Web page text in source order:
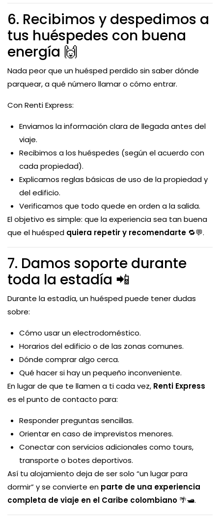
6. Recibimos y despedimos a
tus huéspedes con buena
energía 🙌
Nada peor que un huésped perdido sin saber dónde
parquear, a qué número llamar o cómo entrar.
Con Renti Express:
Enviamos la información clara de llegada antes del
viaje.
Recibimos a los huéspedes (según el acuerdo con
cada propiedad).
Explicamos reglas básicas de uso de la propiedad y
del edificio.
Verificamos que todo quede en orden a la salida.
El objetivo es simple: que la experiencia sea tan buena
que el huésped quiera repetir y recomendarte 🔁💬.
7. Damos soporte durante
toda la estadía 📲
Durante la estadía, un huésped puede tener dudas
sobre:
Cómo usar un electrodoméstico.
Horarios del edificio o de las zonas comunes.
Dónde comprar algo cerca.
Qué hacer si hay un pequeño inconveniente.
En lugar de que te llamen a ti cada vez, Renti Express
es el punto de contacto para:
Responder preguntas sencillas.
Orientar en caso de imprevistos menores.
Conectar con servicios adicionales como tours,
transporte o botes deportivos.
Así tu alojamiento deja de ser solo “un lugar para
dormir” y se convierte en parte de una experiencia
completa de viaje en el Caribe colombiano 🌴🛥️.